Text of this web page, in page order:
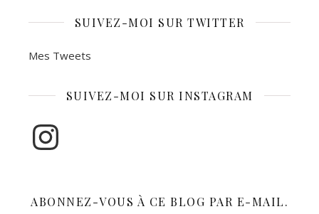
SUIVEZ-MOI SUR TWITTER
Mes Tweets
SUIVEZ-MOI SUR INSTAGRAM
Instagram
ABONNEZ-VOUS À CE BLOG PAR E-MAIL.